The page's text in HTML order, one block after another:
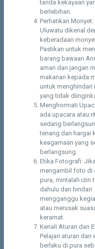
tanda kekayaan
berlebihan.
Perhatikan Monyet:
Uluwatu dikenal
keberadaan
Pastikan untuk
barang bawaan
aman dan jangan
makanan kepada
untuk menghindari
yang tidak
Menghormati
ada upacara atau
sedang
tenang dan hargai
keagamaan yang
berlangsung.
Etika Fotografi:
mengambil foto di
pura, mintalah izin
dahulu dan hindari
mengganggu
atau merusak
keramat.
Kenali Aturan dan
Pelajari aturan dan
berlaku di pura